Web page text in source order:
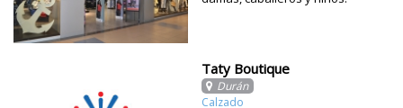
Taty Boutique
Durán
Calzado